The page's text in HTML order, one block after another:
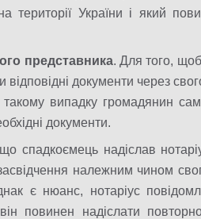
України і який
представника. Для того,
документи через
випадку громадянин
документи.
спадкоємець надіслав
належним чином
є нюанс, нотаріус
повинен надіслати